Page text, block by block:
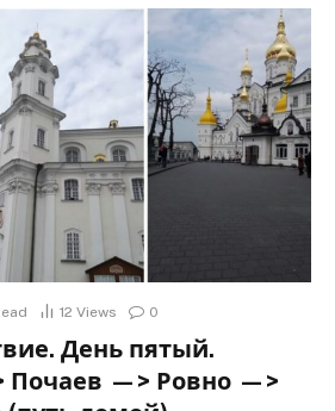
12 Views 0
День пятый.
Почаев —> Ровно —>